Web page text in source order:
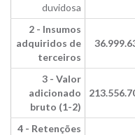
duvidosa
2 - Insumos
adquiridos de
terceiros
3 - Valor
adicionado
bruto (1-2)
4 - Retenções